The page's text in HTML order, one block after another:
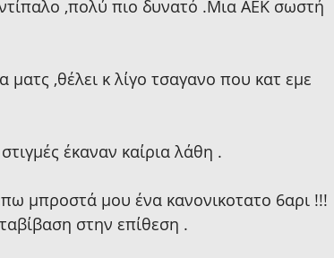
,πολύ πιο δυνατό .Μια ΑΕΚ σωστή
,θέλει κ λίγο τσαγανο που κατ εμε
έκαναν καίρια λάθη .
μπροστά μου ένα κανονικοτατο 6αρι !!!
στην επίθεση .